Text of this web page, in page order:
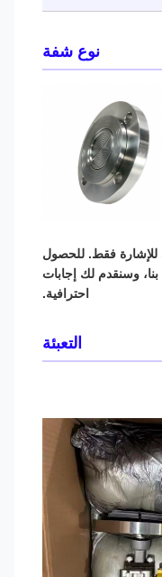
نوع شفة
فقط. للحصول
لك إجابات
احترافية.
التعبئة